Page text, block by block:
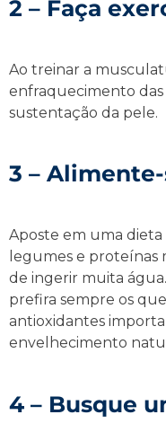
2 – Faça
Ao treinar a
enfraquecimento
sustentação da pele.
3 –
Aposte em uma
legumes e proteínas
de ingerir muita
prefira sempre os
antioxidantes
envelhecimento
4 – Busque